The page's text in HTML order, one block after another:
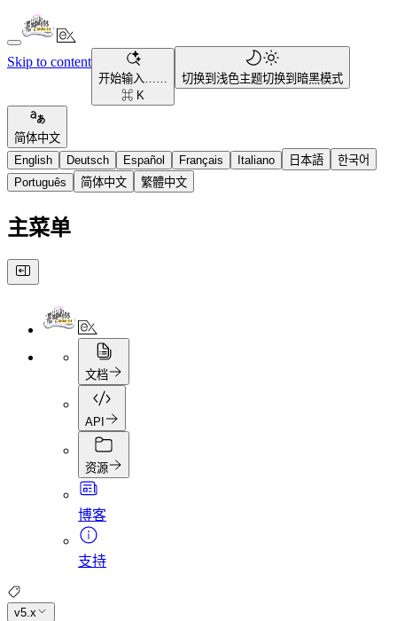
Skip to content
开始输入……
⌘ K
切换到浅色主题切换到暗黑模式
简体中文
English
Deutsch Español Français Italiano 日本語
한국어
Português
简体中文 繁體中文
主菜单
文档
API
资源
博客
支持
v5.x